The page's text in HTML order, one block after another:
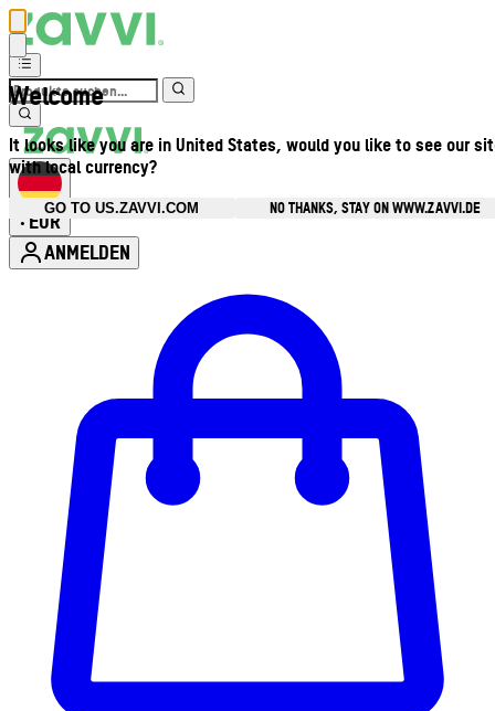
Welcome
It looks like you are in United States, would you like to see our
with local currency?
GO TO US.ZAVVI.COM
NO THANKS, STAY ON WWW.ZAVVI.DE
• EUR
ANMELDEN